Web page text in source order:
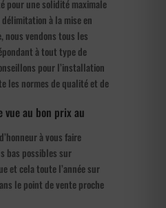
pour une solidité maximale
à la mise en
nous vendons tous les
à tout type de
pour l’installation
les normes de qualité et de
vue au bon prix au
à vous faire
bas possibles sur
et cela toute l’année sur
le point de vente proche